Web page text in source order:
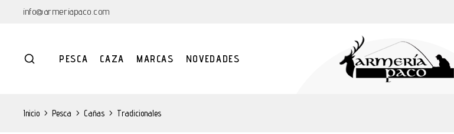
info@armeriapaco.com
PESCA CAZA MARCAS NOVEDADES
Inicio > Pesca > Cañas > Tradicionales